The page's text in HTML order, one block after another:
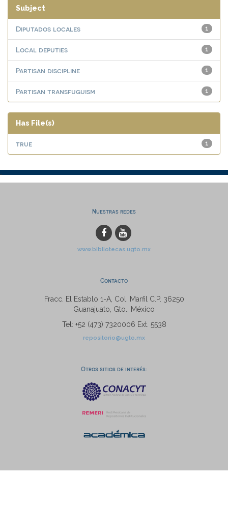
Subject
1
Diputados locales
1
Local deputies
1
Partisan discipline
1
Partisan transfuguism
Has File(s)
1
true
Nuestras redes
www.bibliotecas.ugto.mx
Contacto
Fracc. El Establo 1-A, Col. Marfil C.P. 36250
Guanajuato, Gto., México
Tel: +52 (473) 7320006 Ext. 5538
repositorio@ugto.mx
Otros sitios de interés: